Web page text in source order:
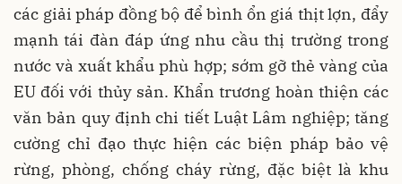
các giải pháp đồng bộ để bình ổn giá thịt lợn, đẩy
mạnh tái đàn đáp ứng nhu cầu thị trường trong
nước và xuất khẩu phù hợp; sớm gỡ thẻ vàng của
EU đối với thủy sản. Khẩn trương hoàn thiện các
văn bản quy định chi tiết Luật Lâm nghiệp; tăng
cường chỉ đạo thực hiện các biện pháp bảo vệ
rừng, phòng, chống cháy rừng, đặc biệt là khu